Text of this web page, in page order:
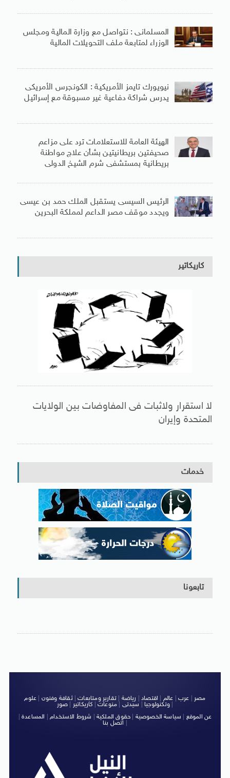
المسلمانى : نتواصل مع وزارة المالية ومجلس
الوزراء لمتابعة ملف التحويلات المالية
نيويورك تايمز الأمريكية : الكونجرس الأمريكى
يدرس شراكة دفاعية غير مسبوقة مع إسرائيل
الهيئة العامة للاستعلامات ترد على مزاعم
صحيفتين بريطانيتين بشأن علاج مواطنة
بريطانية بمستشفى شرم الشيخ الدولى
الرئيس السيسى يستقبل الملك حمد بن عيسى
ويجدد موقف مصر الداعم لمملكة البحرين
كاريكاتير
لا استقرار ولاثبات فى المفاوضات بين الولايات
المتحدة وإيران
خدمات
تابعونا
مصر عرب عالم اقتصاد رياضة |تقارير ومتابعات|ثقافة وفنون
علوم
وتكنولوجيا| سيدتى منوعات كاريكاتير صور
|
عن الموقع
سياسة الخصوصية حقوق الملكية شروط الاستخدام| المساعدة|
اتصل بنا